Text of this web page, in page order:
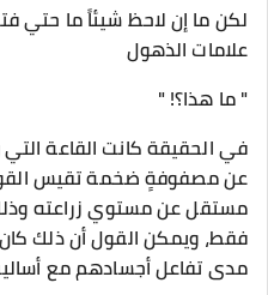
لكن ما إن لاحظ شيئاً ما حتي
علامات الذهول
" ما هذا؟! "
في الحقيقة كانت القاعة
عن مصفوفةٍ ضخمة تقيس
مستقل عن مستوي زراعته
فقط، ويمكن القول أن ذلك كان
مدى تفاعل أجسادهم مع